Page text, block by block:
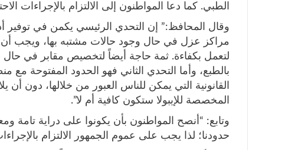
الطبي. كما دعا المواطنون إلى الالتزام بالإجراءات
وقال المحافظ:” إن التحدي الرئيسي يكمن في توفير
مراكز عزل في حال وجود حالات مشتبه بها، ويجب أن
لتعمل بكفاءة. ثمة حاجة أيضاً لتخصيص مقابر في حال
بالطبع، وأما التحدي الثاني فهو الحدود المفتوحة
القانونية التي يمكن للناس العبور من خلالها، دون أن
المخصصة للإيبولا ستكون كافية أم لا”.
وتابع: “أنصح المواطنون بأن يكونوا على دراية تامة
حدودنا؛ لذا يجب على عموم الجمهور الالتزام بالإجراءات